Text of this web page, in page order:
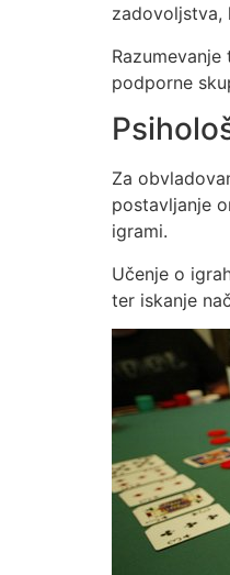
zadovoljstva,
podporne
Za
postavljanje
igrami.
Učenje o
ter iskanje